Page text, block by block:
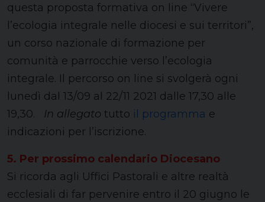
questa proposta formativa on line “Vivere
l’ecologia integrale nelle diocesi e sui territori”,
un corso nazionale di formazione per
comunità e parrocchie verso l’ecologia
integrale. Il percorso on line si svolgerà ogni
lunedì dal 13/09 al 22/11 2021 dalle 17,30 alle
19,30. In allegato tutto il programma e
indicazioni per l’iscrizione.
5. Per prossimo calendario Diocesano
Si ricorda agli Uffici Pastorali e altre realtà
ecclesiali di far pervenire entro il 20 giugno le